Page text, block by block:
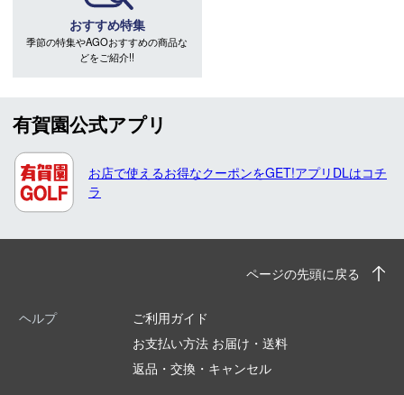
おすすめ特集
季節の特集やAGOおすすめの商品な
どをご紹介!!
有賀園公式アプリ
お店で使えるお得なクーポンをGET!アプリDLはコチ
ラ
ページの先頭に戻る
ヘルプ
ご利用ガイド
お支払い方法 お届け・送料
返品・交換・キャンセル